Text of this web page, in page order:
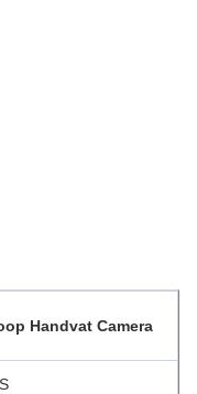
Handvat Camera